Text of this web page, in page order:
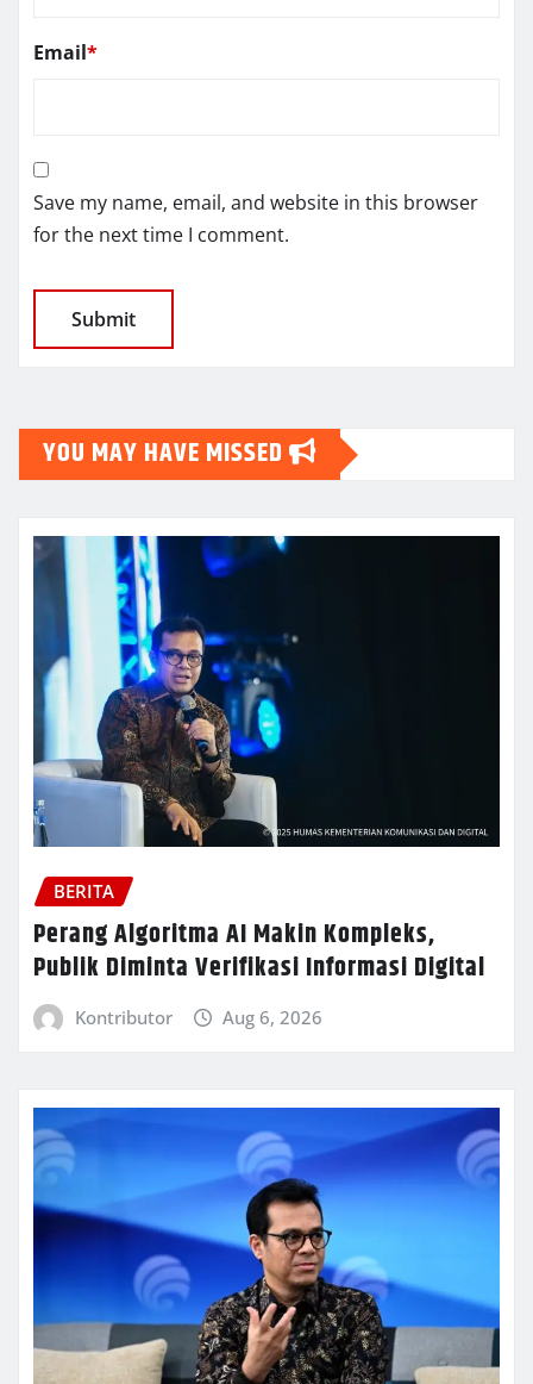
Email*
Save my name, email, and website in this browser
for the next time I comment.
YOU MAY HAVE MISSED
BERITA
Perang Algoritma AI Makin Kompleks,
Publik Diminta Verifikasi Informasi Digital
Kontributor Aug 6, 2026